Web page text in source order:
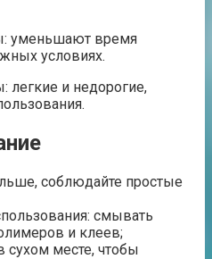
уменьшают время
условиях.
легкие и недорогие,
соблюдайте простые
смывать
и клеев;
сухом месте, чтобы